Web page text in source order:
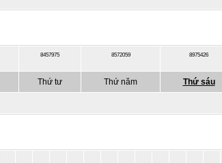
8457975 8572059 8975426
Thứ tư Thứ năm Thứ sáu